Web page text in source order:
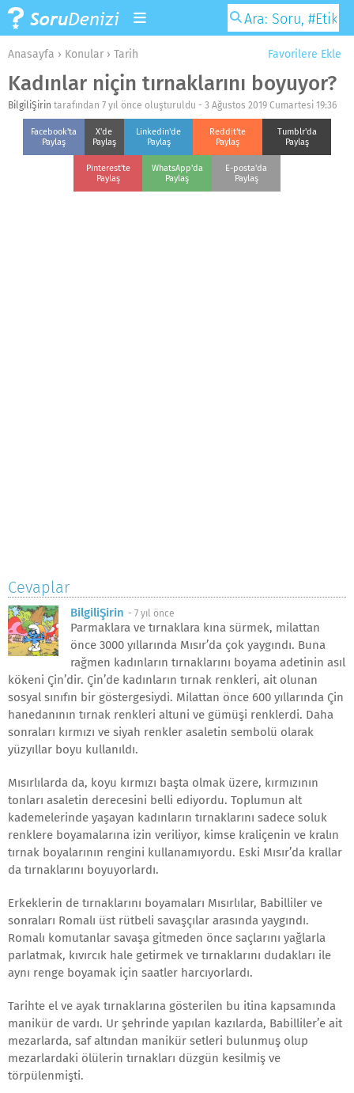
Favorilere Ekle
Anasayfa › Konular › Tarih
Kadınlar niçin tırnaklarını boyuyor?
BilgiliŞirin tarafından 7 yıl önce oluşturuldu - 3 Ağustos 2019 Cumartesi 19:36
Facebook'ta
Paylaş
X'de
Paylaş
Linkedin'de
Paylaş
Reddit'te
Paylaş
Tumblr'da
Paylaş
Pinterest'te
Paylaş
WhatsApp'da
Paylaş
E-posta'da
Paylaş
Cevaplar
BilgiliŞirin - 7 yıl önce
Parmaklara ve tırnaklara kına sürmek, milattan
önce 3000 yıllarında Mısır’da çok yaygındı. Buna
rağmen kadınların tırnaklarını boyama adetinin asıl
kökeni Çin’dir. Çin’de kadınların tırnak renkleri, ait olunan
sosyal sınıfın bir göstergesiydi. Milattan önce 600 yıllarında Çin
hanedanının tırnak renkleri altuni ve gümüşi renklerdi. Daha
sonraları kırmızı ve siyah renkler asaletin sembolü olarak
yüzyıllar boyu kullanıldı.
Mısırlılarda da, koyu kırmızı başta olmak üzere, kırmızının
tonları asaletin derecesini belli ediyordu. Toplumun alt
kademelerinde yaşayan kadınların tırnaklarını sadece soluk
renklere boyamalarına izin veriliyor, kimse kraliçenin ve kralın
tırnak boyalarının rengini kullanamıyordu. Eski Mısır’da krallar
da tırnaklarını boyuyorlardı.
Erkeklerin de tırnaklarını boyamaları Mısırlılar, Babilliler ve
sonraları Romalı üst rütbeli savaşçılar arasında yaygındı.
Romalı komutanlar savaşa gitmeden önce saçlarını yağlarla
parlatmak, kıvırcık hale getirmek ve tırnaklarını dudakları ile
aynı renge boyamak için saatler harcıyorlardı.
Tarihte el ve ayak tırnaklarına gösterilen bu itina kapsamında
manikür de vardı. Ur şehrinde yapılan kazılarda, Babilliler’e ait
mezarlarda, saf altından manikür setleri bulunmuş olup
mezarlardaki ölülerin tırnakları düzgün kesilmiş ve
törpülenmişti.